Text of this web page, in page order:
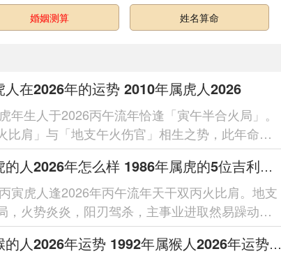
婚姻测算 姓名算命
人在2026年的运势 2010年属虎人2026
年生人于2026丙午流年恰逢「寅午半合火局」。
比肩」与「地支午火伤官」相生之势，此年命局
」之象，主聪慧...
1986年属虎的人2026年怎么样 1986年属虎的5位吉利数字
寅虎人逢2026年丙午流年天干双丙火比肩。地支
，火势炎炎，阳刃驾杀，主事业进取然易躁动；
防破耗；健康留意心火过...
1992年属猴的人2026年运势 1992年属猴人2026年运势及运程